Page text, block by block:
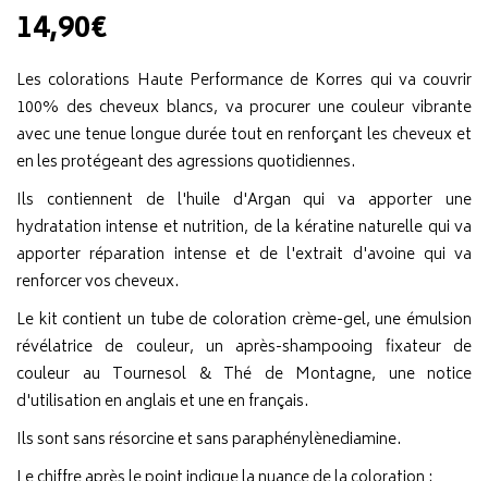
14,90€
Les colorations Haute Performance de Korres qui va couvrir
100% des cheveux blancs, va procurer une couleur vibrante
avec une tenue longue durée tout en renforçant les cheveux et
en les protégeant des agressions quotidiennes.
Ils contiennent de l'huile d'Argan qui va apporter une
hydratation intense et nutrition, de la kératine naturelle qui va
apporter réparation intense et de l'extrait d'avoine qui va
renforcer vos cheveux.
Le kit contient un tube de coloration crème-gel, une émulsion
révélatrice de couleur, un après-shampooing fixateur de
couleur au Tournesol & Thé de Montagne, une notice
d'utilisation en anglais et une en français.
Ils sont sans résorcine et sans paraphénylènediamine.